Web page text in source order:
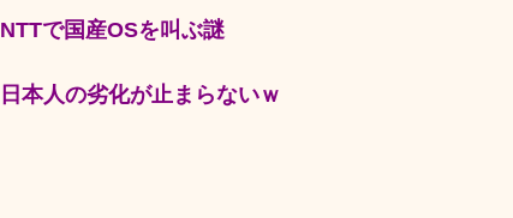
NTTで国産OSを叫ぶ謎
日本人の劣化が止まらないｗ